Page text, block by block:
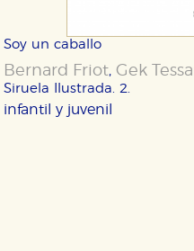
Soy un caballo
Bernard Friot,Gek
Siruela Ilustrada. 2.
infantil y juvenil